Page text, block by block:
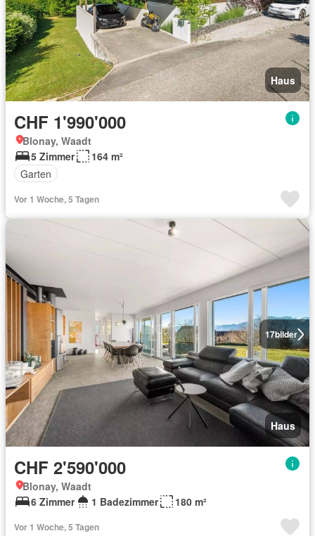
Haus
CHF 1'990'000
Blonay, Waadt
5 Zimmer
164 m²
Garten
Vor 1 Woche, 5 Tagen
17bilder
Haus
CHF 2'590'000
Blonay, Waadt
6 Zimmer
1 Badezimmer 180 m²
Vor 1 Woche, 5 Tagen